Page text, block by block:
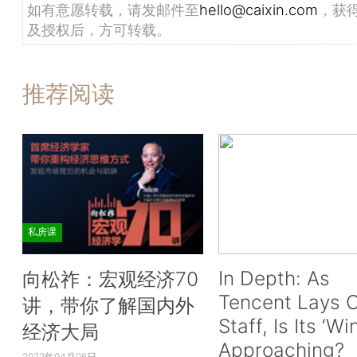
如有意愿转载，请发邮件至hello@caixin.com ，获
及授权后，方可转载。
推荐阅读
私房课
向松祚：宏观经济70
讲，带你了解国内外
经济大局
In Depth: As
Tencent Lays
Staff, Is Its
Approaching?